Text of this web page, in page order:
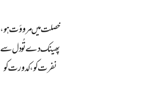
خصلت میں مروؤت ہو،
پھینک دے تُو دل سے
نفرت کو، کدورت کو